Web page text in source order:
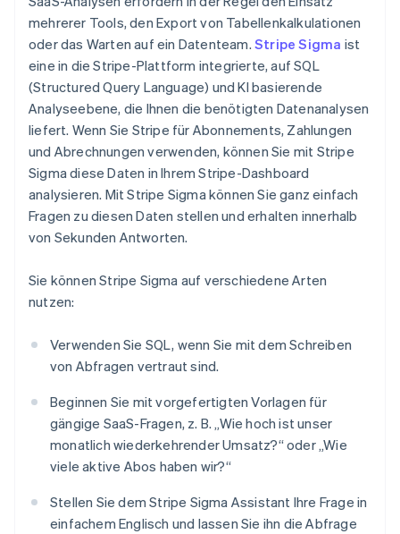
mehrerer Tools, den Export von Tabellenkalkulationen
oder das Warten auf ein Datenteam. Stripe Sigma ist
eine in die Stripe-Plattform integrierte, auf SQL
(Structured Query Language) und KI basierende
Analyseebene, die Ihnen die benötigten Datenanalysen
liefert. Wenn Sie Stripe für Abonnements, Zahlungen
und Abrechnungen verwenden, können Sie mit Stripe
Sigma diese Daten in Ihrem Stripe-Dashboard
analysieren. Mit Stripe Sigma können Sie ganz einfach
Fragen zu diesen Daten stellen und erhalten innerhalb
von Sekunden Antworten.
Sie können Stripe Sigma auf verschiedene Arten
nutzen:
Verwenden Sie SQL, wenn Sie mit dem Schreiben
von Abfragen vertraut sind.
Beginnen Sie mit vorgefertigten Vorlagen für
gängige SaaS-Fragen, z. B. „Wie hoch ist unser
monatlich wiederkehrender Umsatz?“ oder „Wie
viele aktive Abos haben wir?“
Stellen Sie dem Stripe Sigma Assistant Ihre Frage in
einfachem Englisch und lassen Sie ihn die Abfrage